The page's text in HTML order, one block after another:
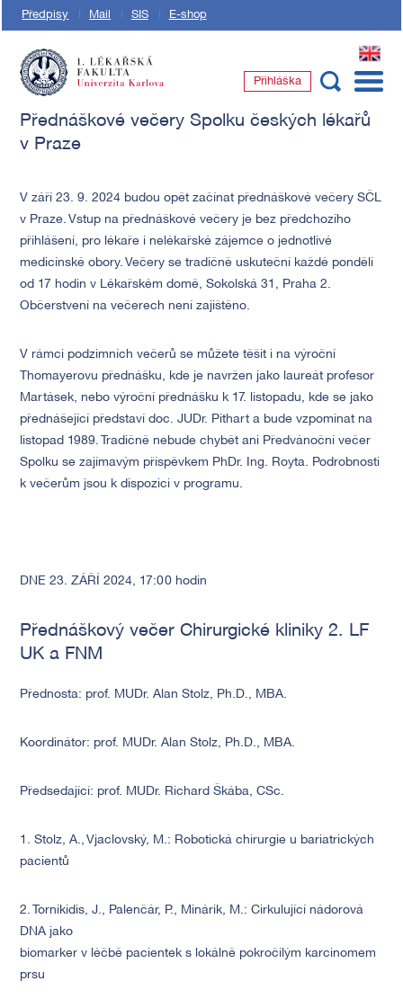
Předpisy Mail SIS E-shop
EN
Přihláška
Přednáškové večery Spolku českých lékařů
v Praze
V září 23. 9. 2024 budou opět začínat přednáškové večery SČL
v Praze. Vstup na přednáškové večery je bez předchozího
přihlášení, pro lékaře i nelékařské zájemce o jednotlivé
medicínské obory. Večery se tradičně uskuteční každé pondělí
od 17 hodin v Lékařském domě, Sokolská 31, Praha 2.
Občerstvení na večerech není zajištěno.
V rámci podzimních večerů se můžete těšit i na výroční
Thomayerovu přednášku, kde je navržen jako laureát profesor
Martásek, nebo výroční přednášku k 17. listopadu, kde se jako
přednášející představí doc. JUDr. Pithart a bude vzpomínat na
listopad 1989. Tradičně nebude chybět ani Předvánoční večer
Spolku se zajímavým příspěvkem PhDr. Ing. Royta. Podrobnosti
k večerům jsou k dispozici v programu.
DNE 23. ZÁŘÍ 2024, 17:00 hodin
Přednáškový večer Chirurgické kliniky 2. LF
UK a FNM
Přednosta: prof. MUDr. Alan Stolz, Ph.D., MBA.
Koordinátor: prof. MUDr. Alan Stolz, Ph.D., MBA.
Předsedající: prof. MUDr. Richard Škába, CSc.
1. Stolz, A., Vjaclovský, M.: Robotická chirurgie u bariatrických
pacientů
2. Tornikidis, J., Palenčár, P., Minárik, M.: Cirkulující nádorová
DNA jako
biomarker v léčbě pacientek s lokálně pokročilým karcinomem
prsu